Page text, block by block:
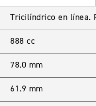
Tricilíndrico en línea.
888 cc
78.0 mm
61.9 mm